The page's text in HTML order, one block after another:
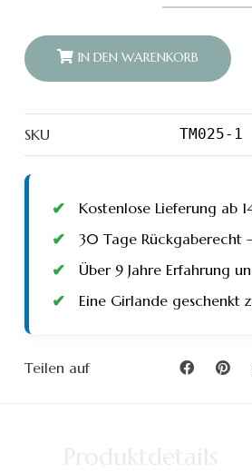
144.00 €
mit
Wald
Salbei
IN DEN WARENKORB
SKU TM025-1
Kostenlose Lieferung ab
30 Tage Rückgaberecht
Über 9 Jahre Erfahrung
Eine Girlande geschenkt
Teilen auf